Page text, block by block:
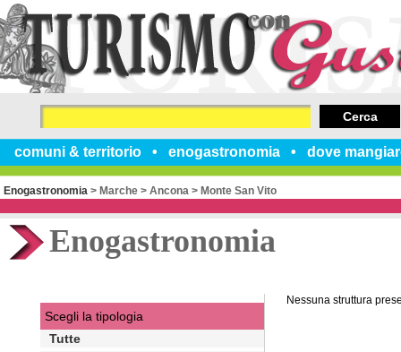
comuni & territorio enogastronomia dove
Cerca
Enogastronomia > Marche > Ancona > Monte San Vito
Enogastronomia
Nessuna struttura
Scegli la tipologia
Tutte